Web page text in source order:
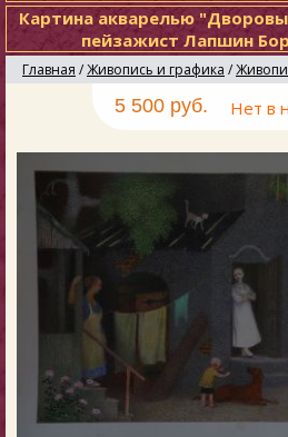
Картина акварелью
пейзажист Лапшин
Главная /Живопись и графика /
5 500 руб. Нет в